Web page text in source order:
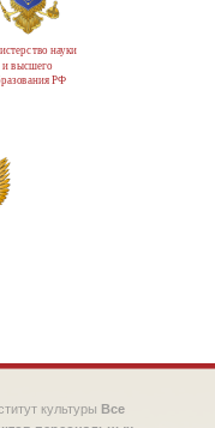
науки
и высшего
РФ
культуры Все